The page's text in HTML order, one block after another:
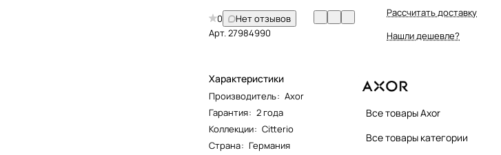
0
Нет отзывов
Арт.27984990
Характеристики
Производитель: Axor
Гарантия: 2 года
Коллекции: Citterio
Страна: Германия
Рассчитать доставку
Нашли дешевле?
Все товары Axor
Все товары категории